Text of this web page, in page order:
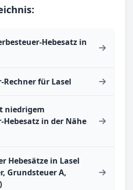
Hebesatz in
Rechner für Lasel
niedrigem
Hebesatz in der Nähe
Hebesätze in Lasel
Grundsteuer A,